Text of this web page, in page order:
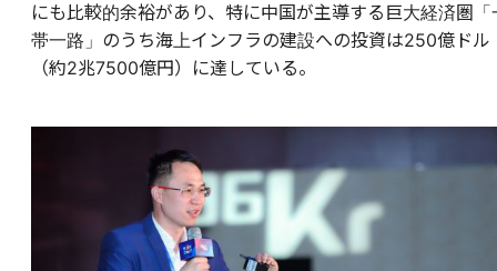
にも比較的余裕があり、特に中国が主導する巨大経済圏「
帯一路」のうち海上インフラの建設への投資は250億ドル
（約2兆7500億円）に達している。